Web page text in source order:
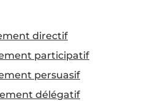
directif
participatif
persuasif
délégatif